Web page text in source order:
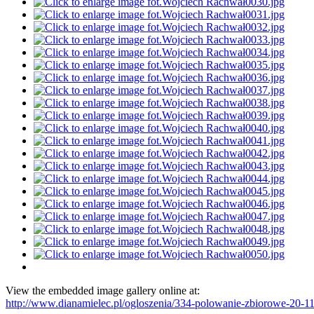
View the embedded image gallery online at:
http://www.dianamielec.pl/ogloszenia/334-polowanie-zbiorowe-20-